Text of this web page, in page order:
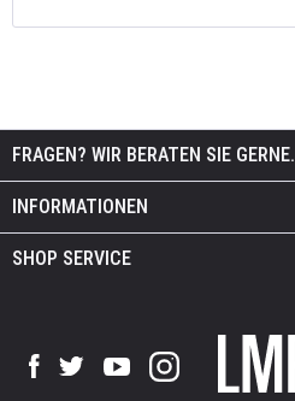
FRAGEN? WIR BERATEN SIE GERNE.
INFORMATIONEN
SHOP SERVICE